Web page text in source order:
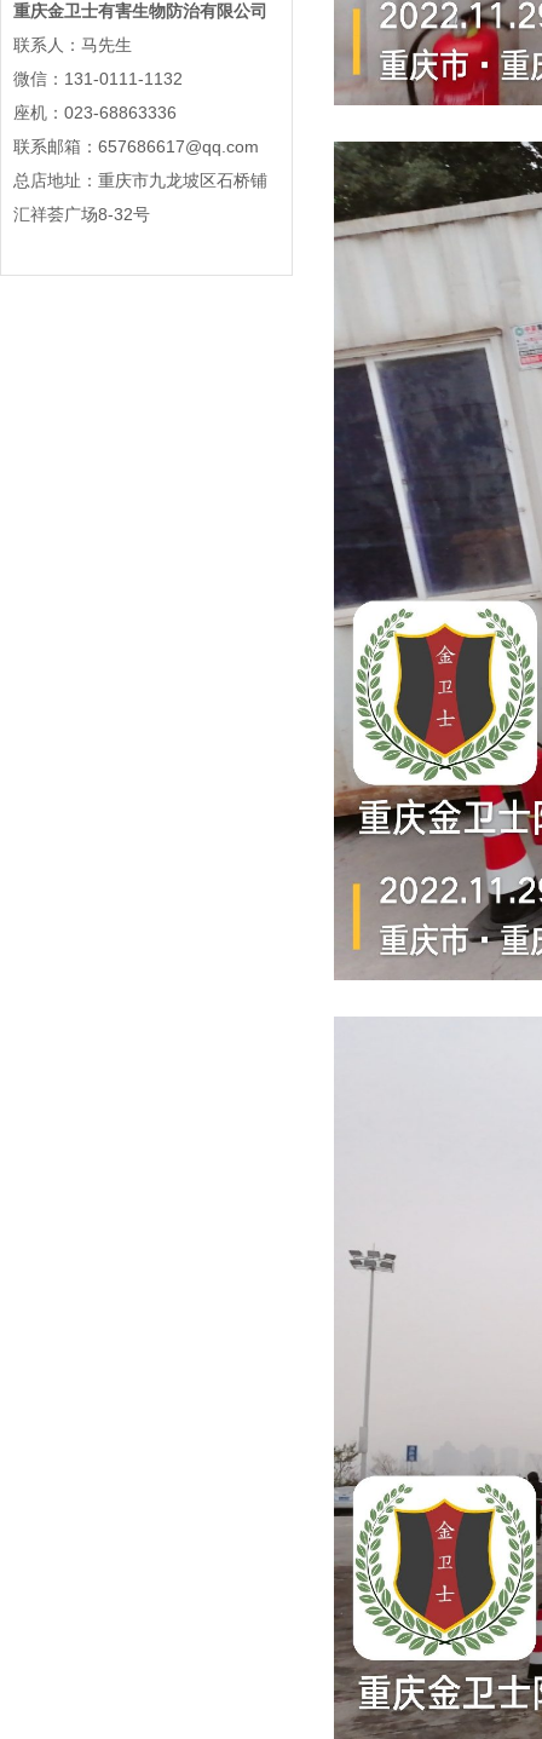
重庆金卫士有害生物防治有限公司
联系人：马先生
微信：131-0111-1132
座机：023-68863336
联系邮箱：657686617@qq.com
总店地址：重庆市九龙坡区石桥铺
汇祥荟广场8-32号